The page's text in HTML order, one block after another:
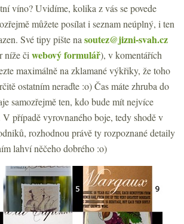
víno? Uvidíme, kolika z vás se povede
můžete posílat i seznam neúplný, i ten
Své tipy pište na soutez@jizni-svah.cz
níže či webový formulář), v komentářích
maximálně na zklamané výkřiky, že toho
ostatním neraďte :o) Čas máte zhruba do
samozřejmě ten, kdo bude mít nejvíce
V případě vyrovnaného boje, tedy shodě v
rozhodnou právě ty rozpoznané detaily
lahví něčeho dobrého :o)